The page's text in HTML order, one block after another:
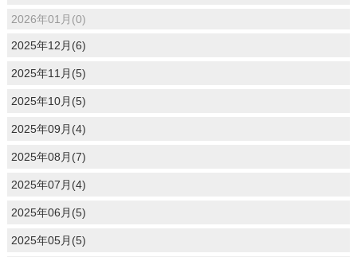
2026年01月(0)
2025年12月(6)
2025年11月(5)
2025年10月(5)
2025年09月(4)
2025年08月(7)
2025年07月(4)
2025年06月(5)
2025年05月(5)